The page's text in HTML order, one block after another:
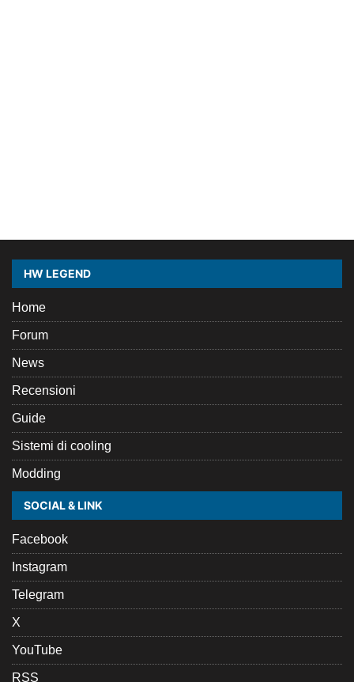
HW LEGEND
Home
Forum
News
Recensioni
Guide
Sistemi di cooling
Modding
SOCIAL & LINK
Facebook
Instagram
Telegram
X
YouTube
RSS